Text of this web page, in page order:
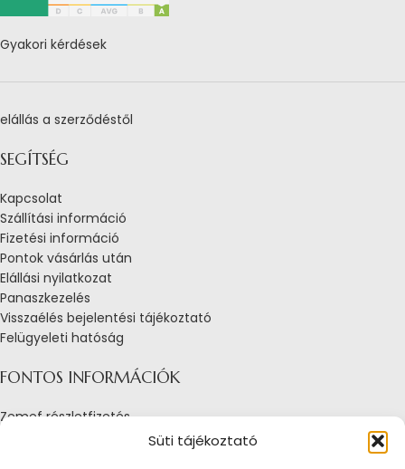
Süti tájékoztató
Gyakori kérdések
elállás a szerződéstől
SEGÍTSÉG
Kapcsolat
Szállítási információ
Fizetési információ
Pontok vásárlás után
Elállási nyilatkozat
Panaszkezelés
Visszaélés bejelentési tájékoztató
Felügyeleti hatóság
FONTOS INFORMÁCIÓK
Zemef részletfizetés
Adatkezelési tájékoztató